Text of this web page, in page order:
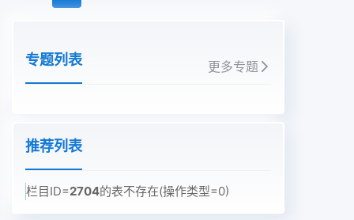
专题列表 更多专题
推荐列表
栏目ID=2704的表不存在(操作类型=0)